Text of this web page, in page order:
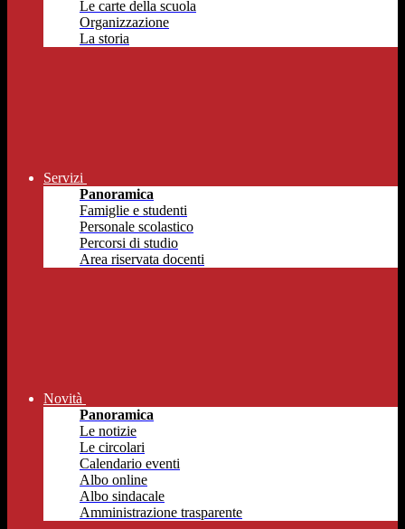
Le carte della scuola
Organizzazione
La storia
Servizi
Panoramica
Famiglie e studenti
Personale scolastico
Percorsi di studio
Area riservata docenti
Novità
Panoramica
Le notizie
Le circolari
Calendario eventi
Albo online
Albo sindacale
Amministrazione trasparente